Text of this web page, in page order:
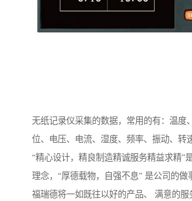
无纸记录仪采集的数据，常用的有：温度
位、电压、电流、湿度、频率、振动、转
“精心设计，精良制造精诚服务精益求精”
理念，“厚德载物，自强不息” 是公司的做
福瑞德将一如既往以好的产品、 满意的服